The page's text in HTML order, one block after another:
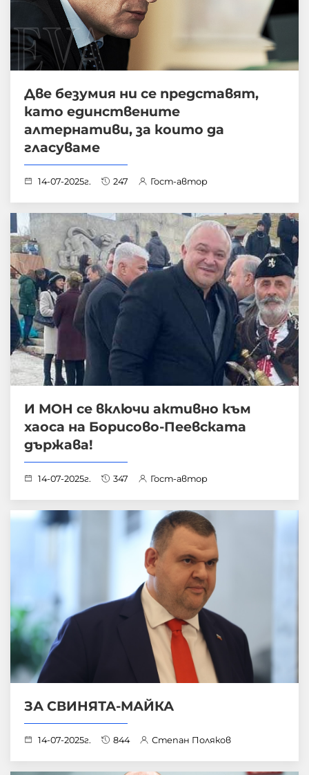
Две безумия ни се представят,
като единствените
алтернативи, за които да
гласуваме
14-07-2025г. 247 Гост-автор
И МОН се включи активно към
хаоса на Борисово-Пеевската
държава!
14-07-2025г. 347 Гост-автор
ЗА СВИНЯТА-МАЙКА
14-07-2025г. 844 Степан Поляков